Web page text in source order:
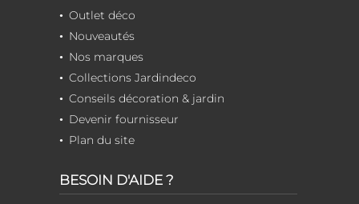
Outlet déco
Nouveautés
Nos marques
Collections Jardindeco
Conseils décoration & jardin
Devenir fournisseur
Plan du site
BESOIN D'AIDE ?